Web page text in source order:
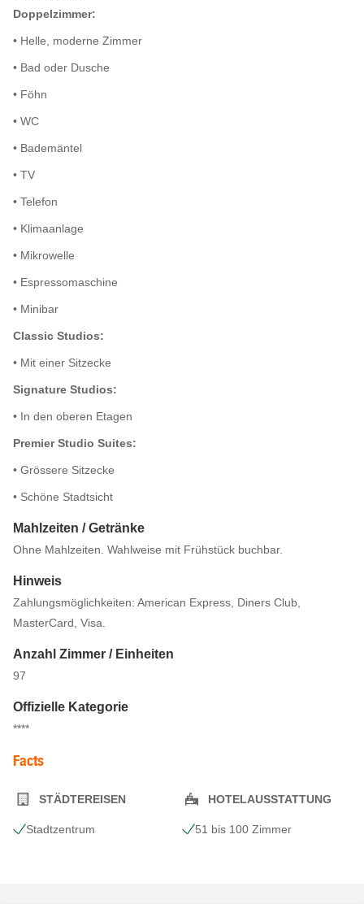
Doppelzimmer:
• Helle, moderne Zimmer
• Bad oder Dusche
• Föhn
• WC
• Bademäntel
• TV
• Telefon
• Klimaanlage
• Mikrowelle
• Espressomaschine
• Minibar
Classic Studios:
• Mit einer Sitzecke
Signature Studios:
• In den oberen Etagen
Premier Studio Suites:
• Grössere Sitzecke
• Schöne Stadtsicht
Mahlzeiten / Getränke
Ohne Mahlzeiten. Wahlweise mit Frühstück buchbar.
Hinweis
Zahlungsmöglichkeiten: American Express, Diners Club,
MasterCard, Visa.
Anzahl Zimmer / Einheiten
97
Offizielle Kategorie
****
Facts
STÄDTEREISEN
Stadtzentrum
HOTELAUSSTATTUNG
51 bis 100 Zimmer